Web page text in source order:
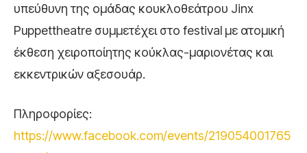
υπεύθυνη της ομάδας κουκλοθεάτρου Jinx
Puppettheatre συμμετέχει στο festival με ατομική
έκθεση χειροποίητης κούκλας-μαριονέτας και
εκκεντρικών αξεσουάρ.
Πληροφορίες:
https://www.facebook.com/events/219054001765